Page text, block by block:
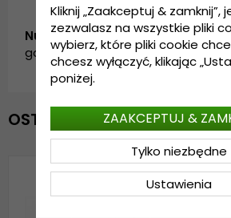
Numer artykułu:
garda.bc-03.white
OSTATNIO OGLĄDANE
Kliknij „Zaakceptuj & zamknij”,
zezwalasz na wszystkie pliki
wybierz, które pliki cookie
chcesz wyłączyć, klikając
poniżej.
Ustawienia
Tylko niezbędne
ZAAKCEPTUJ &